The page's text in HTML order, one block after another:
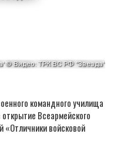
командного училища
Всеармейского
«Отличники войсковой